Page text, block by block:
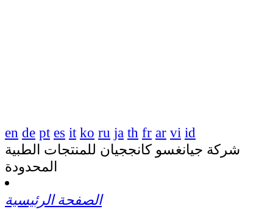
en de pt es it ko ru ja th fr ar vi id
شركة جيانغسو كانججيان للمنتجات الطبية
المحدودة
الصفحة الرئيسية